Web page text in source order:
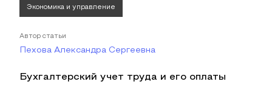
Экономика и управление
Автор статьи
Пехова Александра Сергеевна
Бухгалтерский учет труда и его оплаты